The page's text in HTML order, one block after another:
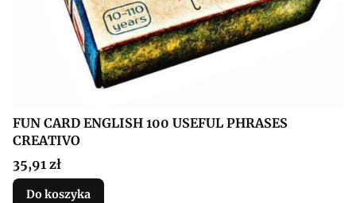
FUN CARD ENGLISH 100 USEFUL PHRASES
CREATIVO
Cena
35,91 zł
Do koszyka